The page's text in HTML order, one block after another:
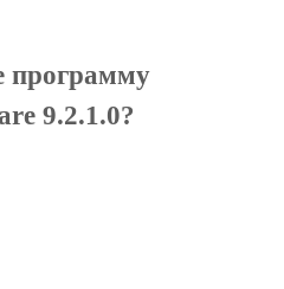
программу
9.2.1.0?